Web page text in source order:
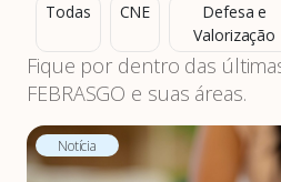
Todas CNE
Defesa e
Valorização
Fique por dentro das
FEBRASGO e suas áreas.
Notícia